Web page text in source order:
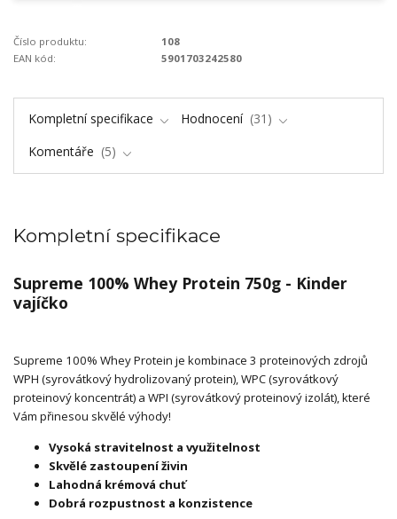
Číslo produktu:
108
EAN kód:
5901703242580
Kompletní specifikace Hodnocení
31
Komentáře
5
Kompletní specifikace
Supreme 100% Whey Protein 750g - Kinder
vajíčko
Supreme 100% Whey Protein je kombinace 3 proteinových zdrojů
WPH (syrovátkový hydrolizovaný protein), WPC (syrovátkový
proteinový koncentrát) a WPI (syrovátkový proteinový izolát), které
Vám přinesou skvělé výhody!
Vysoká stravitelnost a využitelnost
Skvělé zastoupení živin
Lahodná krémová chuť
Dobrá rozpustnost a konzistence